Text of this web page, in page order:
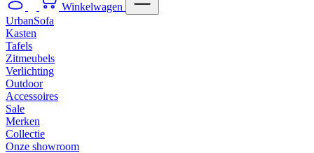
Winkelwagen
UrbanSofa
Kasten
Tafels
Zitmeubels
Verlichting
Outdoor
Accessoires
Sale
Merken
Collectie
Onze showroom